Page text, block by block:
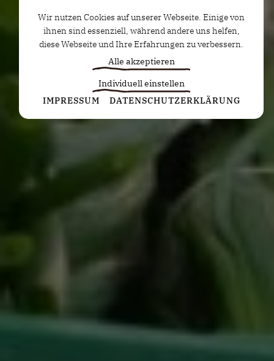
Wir nutzen Cookies auf unserer Webseite. Einige von
ihnen sind essenziell, während andere uns helfen,
diese Webseite und Ihre Erfahrungen zu verbessern.
Alle akzeptieren
Individuell einstellen
Statistiken
Diese Cookies erfassen anonyme Statistiken. Diese
Informationen helfen uns zu verstehen, wie wir
Google Analytics
Marketing
Besucher über Websites hinweg verfolgen.
Externe Medien
Wenn Cookies von externen Medien akzeptiert
werden, bedarf der Zugriff auf externe Inhalte
IMPRESSUM DATENSCHUTZERKLÄRUNG